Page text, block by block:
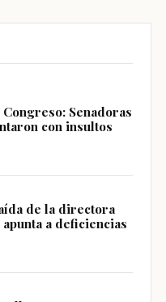
Senadoras
con insultos
de la directora
a deficiencias